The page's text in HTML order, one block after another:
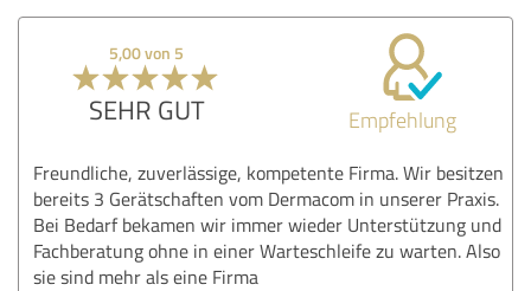
5,00 von 5
SEHR GUT Empfehlung
Freundliche, zuverlässige, kompetente Firma. Wir besitzen
bereits 3 Gerätschaften vom Dermacom in unserer Praxis.
Bei Bedarf bekamen wir immer wieder Unterstützung und
Fachberatung ohne in einer Warteschleife zu warten. Also
sie sind mehr als eine Firma